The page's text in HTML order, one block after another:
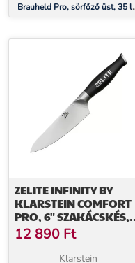
Brauheld Pro, sörfőző üst, 35 l,
2500 W, 30 - 100°C,
acél
ZELITE INFINITY BY
KLARSTEIN COMFORT
PRO, 6" SZAKÁCSKÉS,
56 HRC,
ROZSDAMENTES ACÉL
12 890 Ft
Klarstein